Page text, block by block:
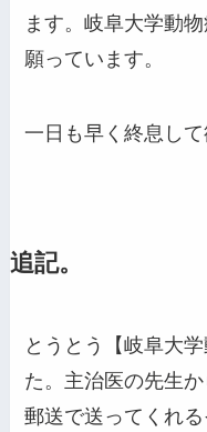
ます。岐阜大学動
願っています。
一日も早く終息して
追記。
とうとう【岐阜大
た。主治医の先生
郵送で送ってくれ